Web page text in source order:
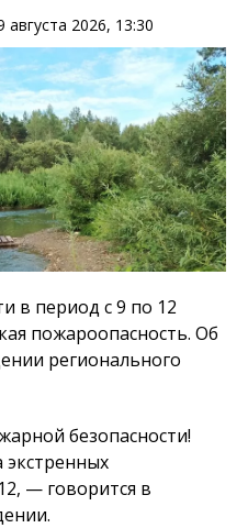
августа 2026, 13:30
в период с 9 по 12
пожароопасность. Об
регионального
безопасности!
— говорится в